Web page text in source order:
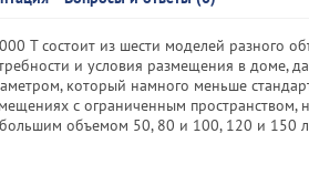
T состоит из шести моделей разного
и условия размещения в доме,
который намного меньше
с ограниченным пространством,
большим объемом 50, 80 и 100, 120 и 150